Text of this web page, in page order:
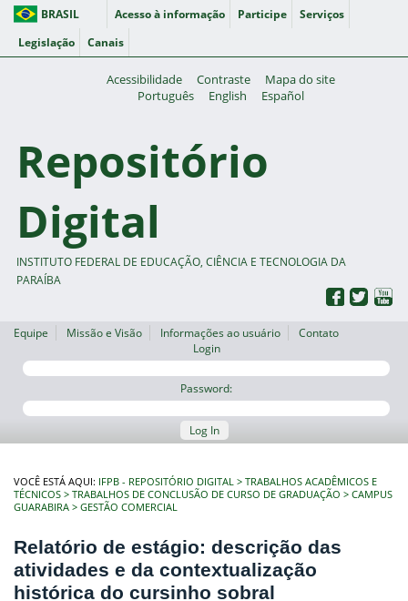
BRASIL Acesso à informação Participe
Serviços
Legislação
Canais
Acessibilidade Contraste
Mapa do site
Português
English Español
Repositório
Digital
INSTITUTO FEDERAL DE EDUCAÇÃO, CIÊNCIA E TECNOLOGIA DA
PARAÍBA
Equipe Missão e Visão Informações ao usuário
Contato
Login
Password:
Log In
VOCÊ ESTÁ AQUI: IFPB - REPOSITÓRIO DIGITAL
TRABALHOS ACADÊMICOS E
TÉCNICOS
TRABALHOS DE CONCLUSÃO DE CURSO DE GRADUAÇÃO
CAMPUS
GUARABIRA
GESTÃO COMERCIAL
Relatório de estágio: descrição das
atividades e da contextualização
histórica do cursinho sobral